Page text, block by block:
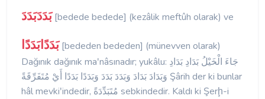
بَدَدَبَدَدَ[bedede bedede] (kezâlik meftûh olarak) ve
بَدَدًابَدَدًا[bededen bededen] (münevven olarak)
Dağınık dağınık maʹnâsınadır; yukâlu: جَاءَ الْخَيْلُ بَدَادِ بَدَادِ
وَبَدَادَ بَدَادَ وَبَدَدَ بَدَدَ وَبَدَدًا بَدَدًا أَيْ مُتَفَرِّقَةً Şârih der ki bunlar
hâl mevkiʹindedir, مُتَبَدِّدَةً sebkindedir. Kaldı ki Şerḩ-i